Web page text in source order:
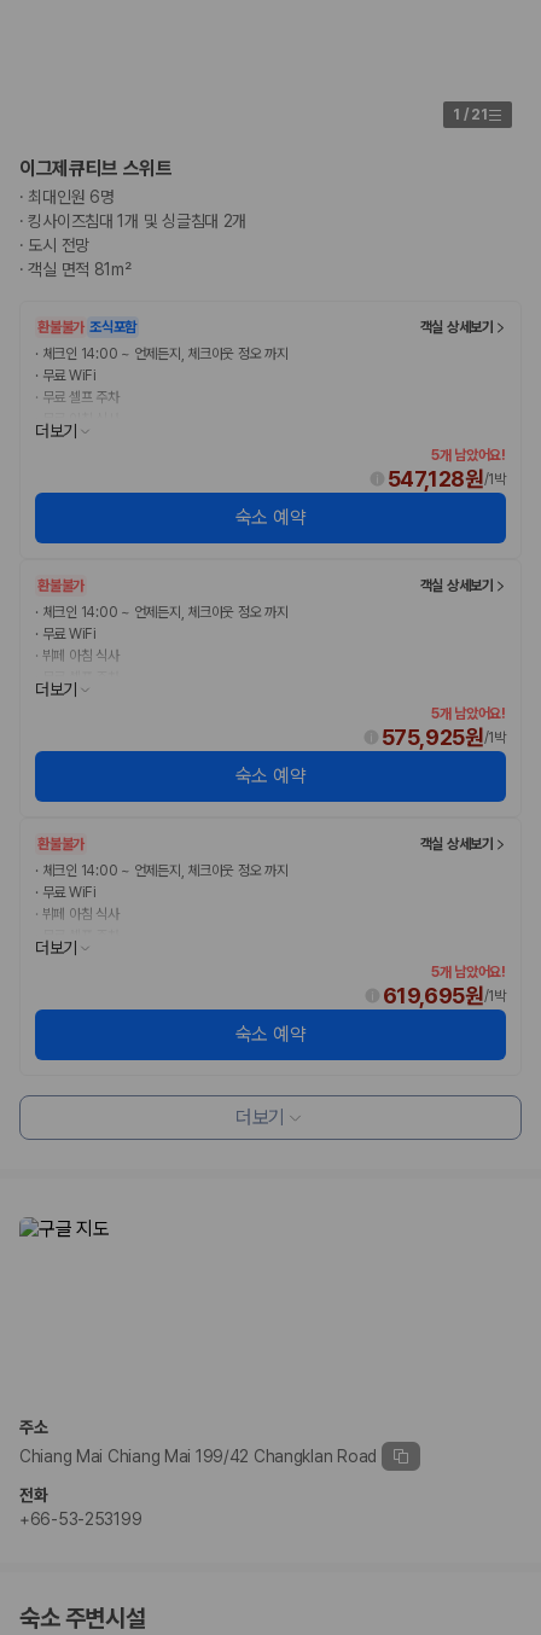
1 / 21
이그제큐티브 스위트
· 최대인원 6명
·킹사이즈침대 1개 및 싱글침대 2개
· 도시 전망
·객실 면적 81m²
환불불가 조식포함
객실 상세보기
· 체크인 14:00 ~ 언제든지, 체크아웃 정오 까지
· 무료 WiFi
· 무료 셀프 주차
무료 아침 식사
더보기
5개 남았어요!
547,128원/1박
숙소 예약
환불불가
객실 상세보기
· 체크인 14:00 ~ 언제든지, 체크아웃 정오 까지
· 무료 WiFi
· 뷔페 아침 식사
무료 셀프 주차
더보기
5개 남았어요!
575,925원/1박
숙소 예약
환불불가
객실 상세보기
· 체크인 14:00 ~ 언제든지, 체크아웃 정오 까지
· 무료 WiFi
· 뷔페 아침 식사
무료 셀프 주차
더보기
5개 남았어요!
619,695원/1박
숙소 예약
더보기
주소
Chiang Mai Chiang Mai 199/42 Changklan Road
전화
+66-53-253199
숙소 주변시설